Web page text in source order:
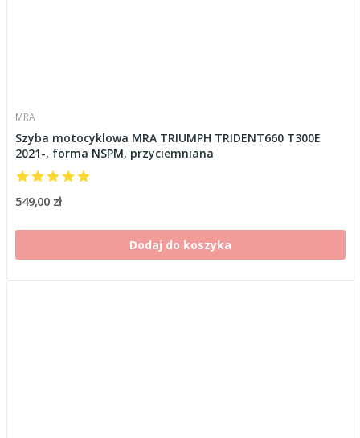
MRA
Szyba motocyklowa MRA TRIUMPH TRIDENT660 T300E
2021-, forma NSPM, przyciemniana
549,00 zł
Dodaj do koszyka